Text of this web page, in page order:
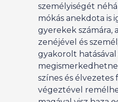
személyiségét
mókás anekdota is
gyerekek számára,
zenéjével és
gyakorolt
színes és élvezetes
végeztével